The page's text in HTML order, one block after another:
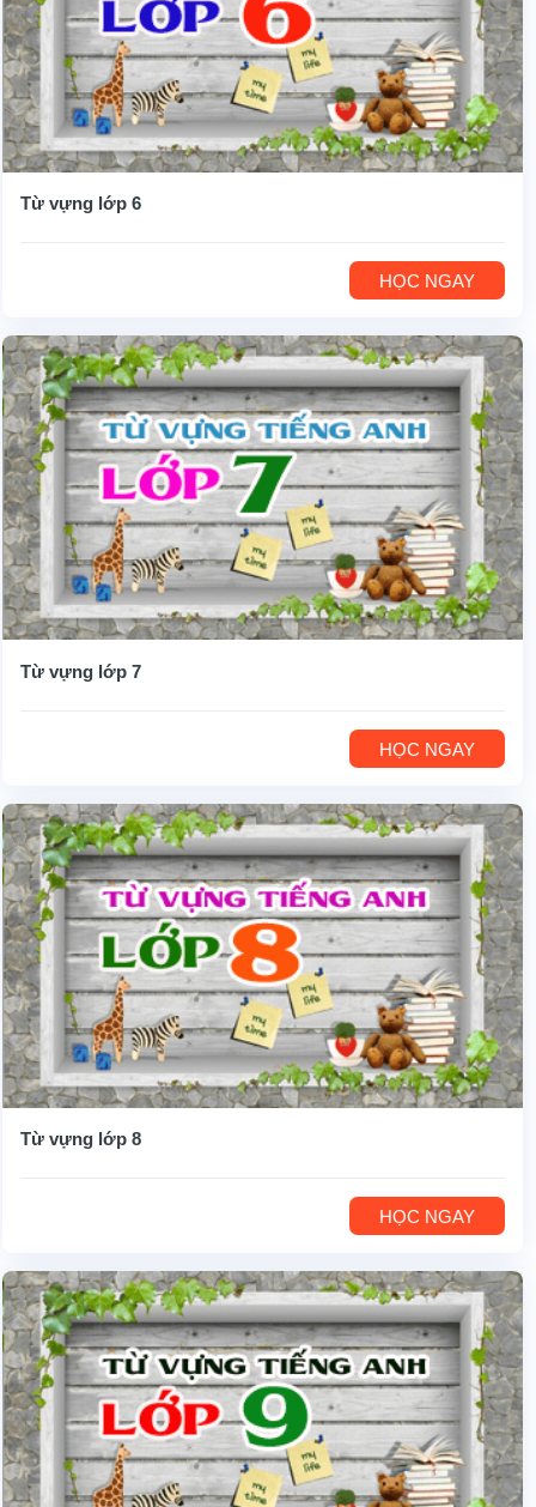
Từ vựng lớp 6
HỌC NGAY
Từ vựng lớp 7
HỌC NGAY
Từ vựng lớp 8
HỌC NGAY